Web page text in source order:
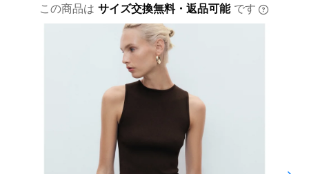
この商品は サイズ交換無料・返品可能 です